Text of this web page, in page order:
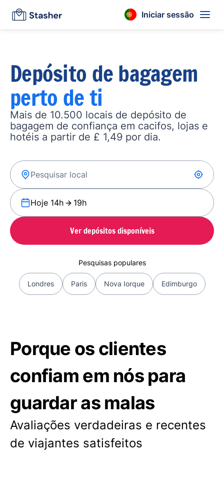
Iniciar sessão
Depósito de bagagem
perto de ti
Mais de 10.500 locais de depósito de
bagagem de confiança em cacifos, lojas e
hotéis a partir de £ 1,49 por dia.
Hoje 14h 19h
Ver depósitos disponíveis
Pesquisas populares
Londres Paris Nova Iorque Edimburgo
Porque os clientes
confiam em nós para
guardar as malas
Avaliações verdadeiras e recentes
de viajantes satisfeitos